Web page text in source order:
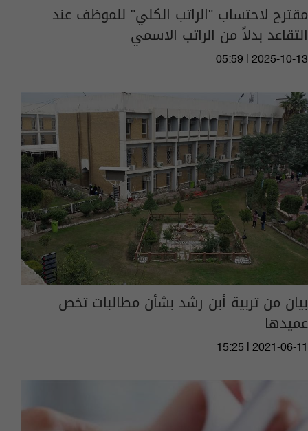
مقترح لاحتساب "الراتب الكلي" للموظف عند
التقاعد بدلاً من الراتب الاسمي
05:59 | 2025-10-13
بيان من تربية أبن رشد بشأن مطالبات تخص
عميدها
15:25 | 2021-06-11